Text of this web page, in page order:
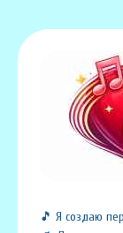
🎵 Я создаю